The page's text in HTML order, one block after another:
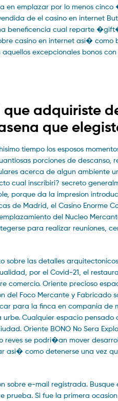
en emplazar por lo menos
de el casino en internet
beneficencia cual reparte
casino en internet asi� como
excepcionales bonos
adquiriste
que
tiempo los esposos
porciones de descanso,
acerca de algun ambiente
cual inscribiri? secreto
porque da la impresion
de Madrid, el Casino Enorme
del Nucleo
para realizar reuniones,
sobre las detalles
por el Covid-21, el
Oriente precioso
Foco Mercante y Fabricado
para la finca en compania de
Cualquier espacio
Oriente BONO No Sera
se podri�an mover
como detenerse una vez
sobre e-mail registrada.
prueba. Si fue la primera